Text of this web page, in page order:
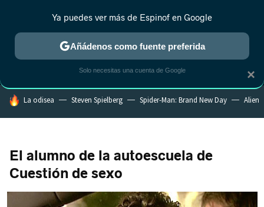
MENÚ NUEVO
ESTRENOS REALITY ANIME RANKINGS CINE
HOY SE HABLA DE
La odisea Steven Spielberg Spider-Man: Brand New Day Alien
El alumno de la autoescuela de
Cuestión de sexo
×
Ya puedes ver más de Espinof en Google
Añádenos como fuente preferida
Solo necesitas una cuenta de Google